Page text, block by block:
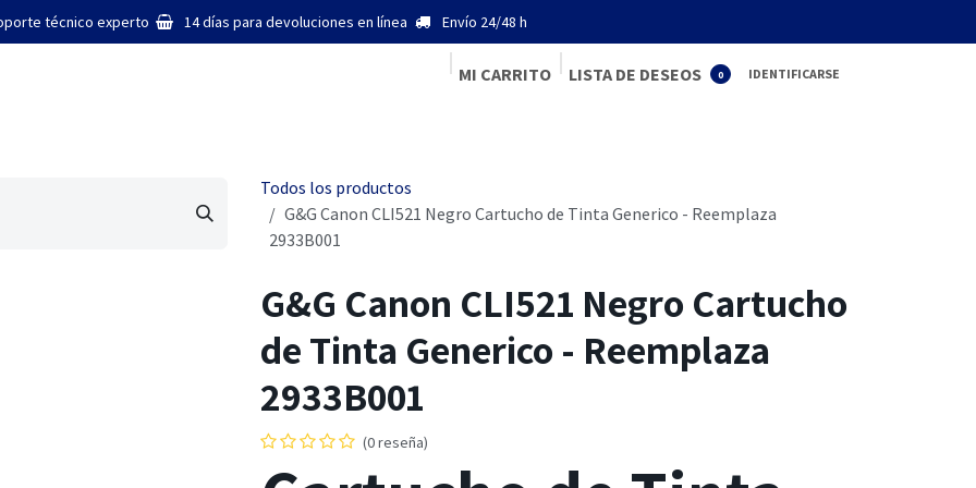
técnico experto 14 días para devoluciones en línea Envío 24/48 h
MI CARRITO 0
LISTA DE DESEOS IDENTIFICARSE
Todos los productos
G&G Canon CLI521 Negro Cartucho de Tinta Generico - Reemplaza
2933B001
G&G Canon CLI521 Negro Cartucho
de Tinta Generico - Reemplaza
2933B001
(0 reseña)